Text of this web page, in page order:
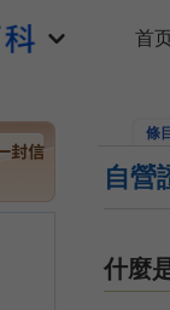
條
自營
什麼
首